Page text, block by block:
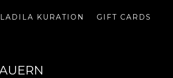
KURATION GIFT CARDS